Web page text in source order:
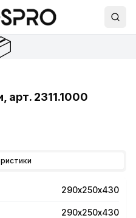
арт. 2311.1000
290х250х430
290х250х430